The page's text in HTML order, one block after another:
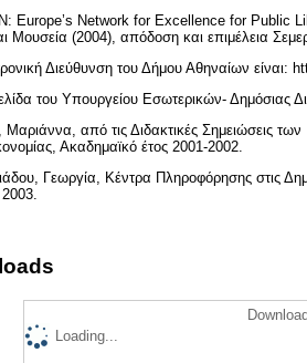
Europe’s Network for Excellence for Public
Μουσεία (2004), απόδοση και επιμέλεια
Διεύθυνση του Δήμου Αθηναίων
του Υπουργείου Εσωτερικών- Δημόσιας
από τις Διδακτικές Σημειώσεις των
Ακαδημαϊκό έτος 2001-2002.
Γεωργία, Κέντρα Πληροφόρησης στις
Loading...